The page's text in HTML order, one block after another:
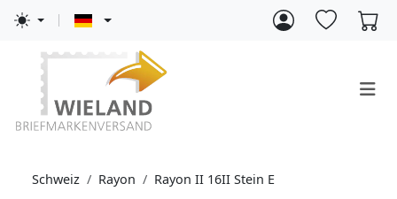
Schweiz Rayon Rayon II 16II Stein E